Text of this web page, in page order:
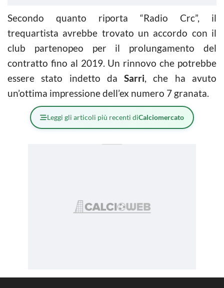
Secondo quanto riporta “Radio Crc”, il
trequartista avrebbe trovato un accordo con il
club partenopeo per il prolungamento del
contratto fino al 2019. Un rinnovo che potrebbe
essere stato indetto daSarri, che ha avuto
un’ottima impressione dell’ex numero 7 granata.
Leggi gli articoli più recenti diCalciomercato